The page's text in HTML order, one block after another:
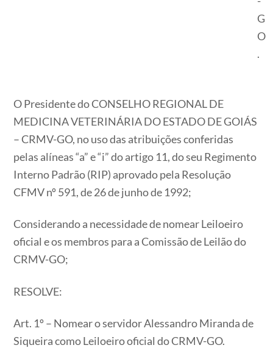
G
O
.
O Presidente do CONSELHO REGIONAL DE
MEDICINA VETERINÁRIA DO ESTADO DE GOIÁS
– CRMV-GO, no uso das atribuições conferidas
pelas alíneas “a” e “i” do artigo 11, do seu Regimento
Interno Padrão (RIP) aprovado pela Resolução
CFMV nº 591, de 26 de junho de 1992;
Considerando a necessidade de nomear Leiloeiro
oficial e os membros para a Comissão de Leilão do
CRMV-GO;
RESOLVE:
Art. 1º – Nomear o servidor Alessandro Miranda de
Siqueira como Leiloeiro oficial do CRMV-GO.